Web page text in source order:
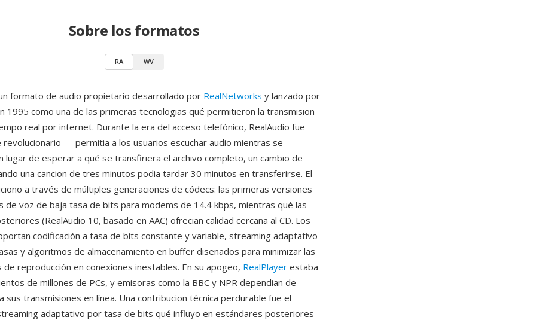
Sobre los formatos
RA WV
formato de audio propietario desarrollado por RealNetworks y lanzado por
1995 como una de las primeras tecnologias qué permitieron la transmision
real por internet. Durante la era del acceso telefónico, RealAudio fue
revolucionario — permitia a los usuarios escuchar audio mientras se
lugar de esperar a qué se transfiriera el archivo completo, un cambio de
una cancion de tres minutos podia tardar 30 minutos en transferirse. El
a través de múltiples generaciones de códecs: las primeras versiones
de voz de baja tasa de bits para modems de 14.4 kbps, mientras qué las
(RealAudio 10, basado en AAC) ofrecian calidad cercana al CD. Los
codificación a tasa de bits constante y variable, streaming adaptativo
y algoritmos de almacenamiento en buffer diseñados para minimizar las
reproducción en conexiones inestables. En su apogeo, RealPlayer estaba
de millones de PCs, y emisoras como la BBC y NPR dependian de
sus transmisiones en línea. Una contribucion técnica perdurable fue el
adaptativo por tasa de bits qué influyo en estándares posteriores